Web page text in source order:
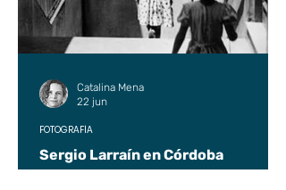
Sergio Larraín en Córdoba
FOTOGRAFÍA
Catalina Mena
22 jun